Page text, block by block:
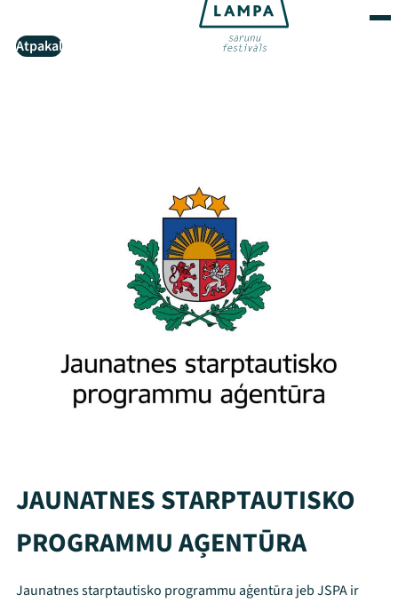
Atpakaļ
JAUNATNES STARPTAUTISKO
PROGRAMMU AĢENTŪRA
Jaunatnes starptautisko programmu aģentūra jeb JSPA ir